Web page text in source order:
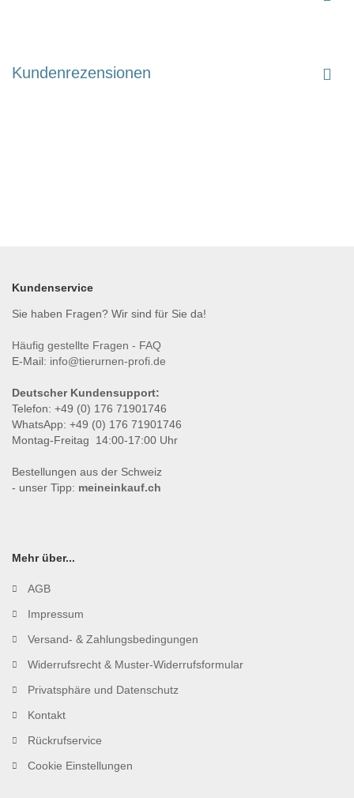
Kundenrezensionen
Kundenservice
Sie haben Fragen? Wir sind für Sie da!
Häufig gestellte Fragen - FAQ
E-Mail: info@tierurnen-profi.de
Deutscher Kundensupport:
Telefon: +49 (0) 176 71901746
WhatsApp: +49 (0) 176 71901746
Montag-Freitag 14:00-17:00 Uhr
Bestellungen aus der Schweiz
- unser Tipp: meineinkauf.ch
Mehr über...
AGB
Impressum
Versand- & Zahlungsbedingungen
Widerrufsrecht & Muster-Widerrufsformular
Privatsphäre und Datenschutz
Kontakt
Rückrufservice
Cookie Einstellungen